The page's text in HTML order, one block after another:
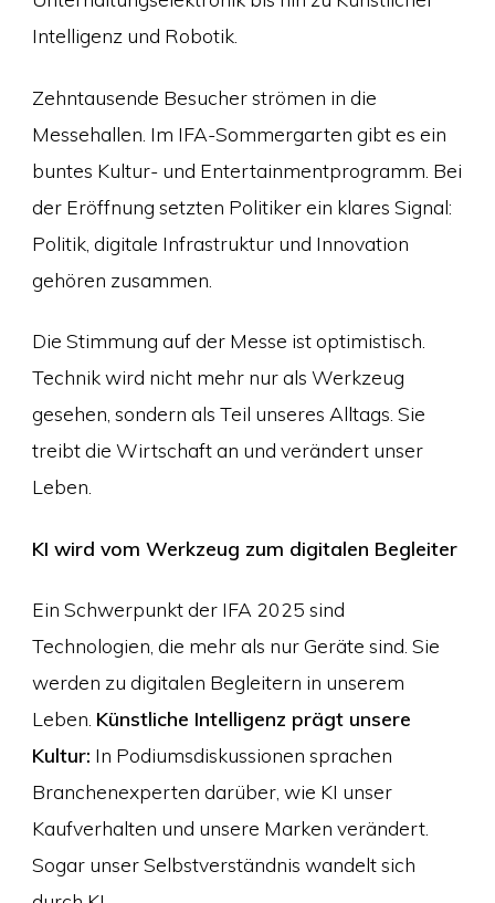
Intelligenz und Robotik.
Zehntausende Besucher strömen in die
Messehallen. Im IFA-Sommergarten gibt es ein
buntes Kultur- und Entertainmentprogramm. Bei
der Eröffnung setzten Politiker ein klares Signal:
Politik, digitale Infrastruktur und Innovation
gehören zusammen.
Die Stimmung auf der Messe ist optimistisch.
Technik wird nicht mehr nur als Werkzeug
gesehen, sondern als Teil unseres Alltags. Sie
treibt die Wirtschaft an und verändert unser
Leben.
KI wird vom Werkzeug zum digitalen Begleiter
Ein Schwerpunkt der IFA 2025 sind
Technologien, die mehr als nur Geräte sind. Sie
werden zu digitalen Begleitern in unserem
Leben. Künstliche Intelligenz prägt unsere
Kultur: In Podiumsdiskussionen sprachen
Branchenexperten darüber, wie KI unser
Kaufverhalten und unsere Marken verändert.
Sogar unser Selbstverständnis wandelt sich